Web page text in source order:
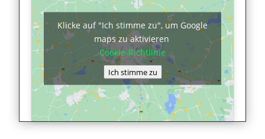
Klicke auf "Ich stimme zu", um Google
maps zu aktivieren
Cookie-Richtlinie
Ich stimme zu